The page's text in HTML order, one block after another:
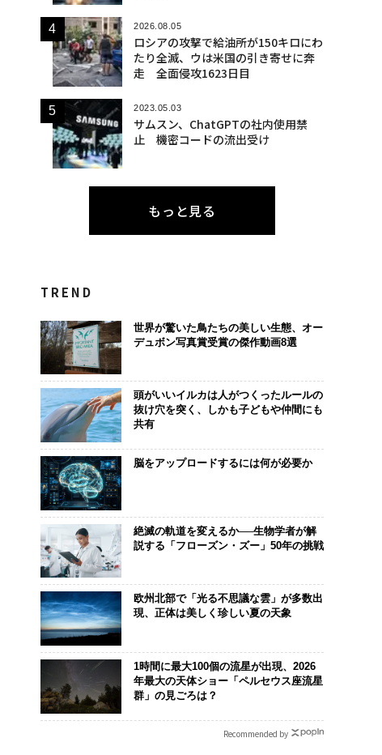
2026.08.05
ロシアの攻撃で給油所が150キロにわ
たり全滅、ウは米国の引き寄せに奔
走 全面侵攻1623日目
2023.05.03
サムスン、ChatGPTの社内使用禁
止 機密コードの流出受け
もっと見る
TREND
世界が驚いた鳥たちの美しい生態、オー
デュボン写真賞受賞の傑作動画8選
頭がいいイルカは人がつくったルールの
抜け穴を突く、しかも子どもや仲間にも
共有
脳をアップロードするには何が必要か
絶滅の軌道を変えるか──生物学者が解
説する「フローズン・ズー」50年の挑戦
欧州北部で「光る不思議な雲」が多数出
現、正体は美しく珍しい夏の天象
1時間に最大100個の流星が出現、2026
年最大の天体ショー「ペルセウス座流星
群」の見ごろは？
Recommended by